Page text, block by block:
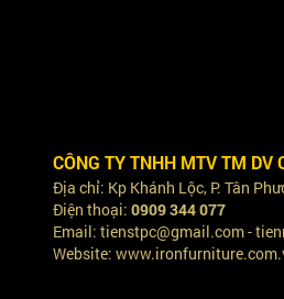
CÔNG TY TNHH MTV TM DV
Địa chỉ: Kp Khánh Lộc, P. Tân
Điện thoại: 0909 344 077
Email: tienstpc@gmail.com -
Website: